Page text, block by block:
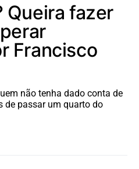
Queira fazer
Francisco
não tenha dado conta de
de passar um quarto do